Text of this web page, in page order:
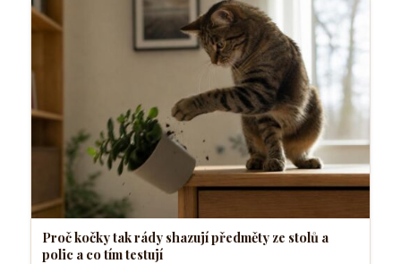
Proč kočky tak rády shazují předměty ze stolů a
polic a co tím testují